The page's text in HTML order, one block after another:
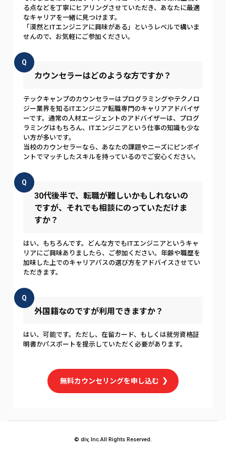
る点などを丁寧にヒアリングさせていただき、あなたに最適
なキャリアを一緒に見つけます。
「漠然とITエンジニアに興味がある」というレベルで構いま
せんので、お気軽にご参加ください。
Q
カウンセラーはどのような方ですか？
テックキャンプのカウンセラーはプログラミングやテクノロ
ジー業界を知るITエンジニア転職専門のキャリアアドバイザ
ーです。通常の人材エージェントのアドバイザーは、プログ
ラミングはもちろん、ITエンジニアという仕事の知識も少な
い方が多いです。
当校のカウンセラーなら、あなたの課題やニーズにピンポイ
ントでマッチしたスキルを持っているのでご安心ください。
Q
30代後半で、転職が難しいかもしれないの
ですが、それでも相談にのっていただけま
すか？
はい、もちろんです。どんな方でもITエンジニアというキャ
リアにご興味ありましたら、ご参加ください。年齢や職歴を
加味した上でのキャリアパスの選び方をアドバイスさせてい
ただきます。
Q
外国籍なのですが利用できますか？
はい、可能です。ただし、在留カード、もしくは就労資格証
明書かパスポートを提示していただく必要があります。
無料カウンセリングを申し込む
© div, Inc.All Rights Reserved.